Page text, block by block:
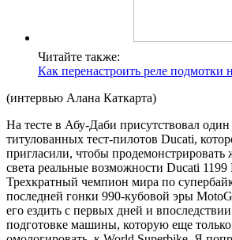
Читайте также:
Как перенастроить реле подмотки
(интервью Алана Каткарта)
На тесте в Абу-Даби присутствовал
титулованных тест-пилотов Ducati,
пригласили, чтобы продемонстрировать
света реальные возможности Ducati 1199
Трехкратный чемпион мира по
последней гонки 990-кубовой эры
его ездить с первых дней и
подготовке машины, которую еще только